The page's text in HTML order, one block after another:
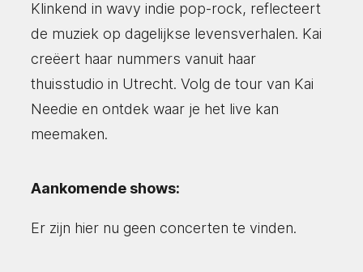
Klinkend in wavy indie pop-rock, reflecteert
de muziek op dagelijkse levensverhalen. Kai
creëert haar nummers vanuit haar
thuisstudio in Utrecht. Volg de tour van Kai
Needie en ontdek waar je het live kan
meemaken.
Aankomende shows:
Er zijn hier nu geen concerten te vinden.